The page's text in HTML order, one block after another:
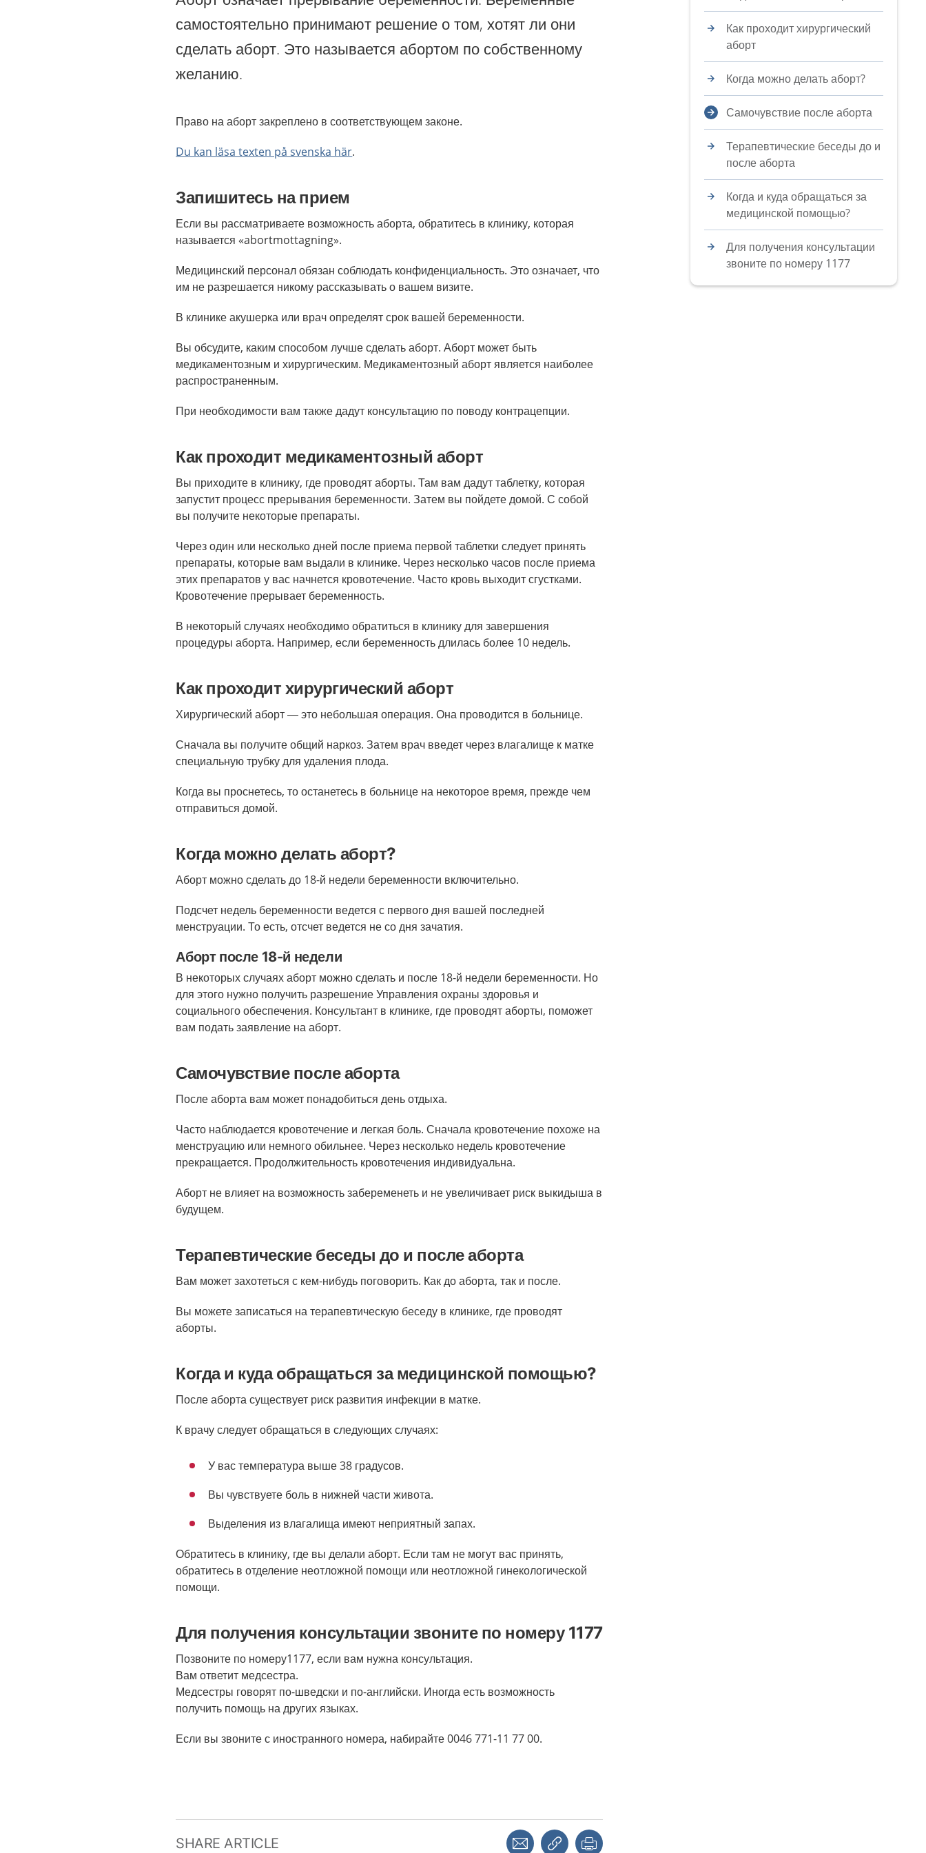
самостоятельно принимают решение о том, хотят ли они
сделать аборт. Это называется абортом по собственному
желанию.
Право на аборт закреплено в соответствующем законе.
Du kan läsa texten på svenska här.
Запишитесь на прием
Если вы рассматриваете возможность аборта, обратитесь в клинику, которая
называется «abortmottagning».
Медицинский персонал обязан соблюдать конфиденциальность. Это означает, что
им не разрешается никому рассказывать о вашем визите.
В клинике акушерка или врач определят срок вашей беременности.
Вы обсудите, каким способом лучше сделать аборт. Аборт может быть
медикаментозным и хирургическим. Медикаментозный аборт является наиболее
распространенным.
При необходимости вам также дадут консультацию по поводу контрацепции.
Как проходит медикаментозный аборт
Вы приходите в клинику, где проводят аборты. Там вам дадут таблетку, которая
запустит процесс прерывания беременности. Затем вы пойдете домой. С собой
вы получите некоторые препараты.
Через один или несколько дней после приема первой таблетки следует принять
препараты, которые вам выдали в клинике. Через несколько часов после приема
этих препаратов у вас начнется кровотечение. Часто кровь выходит сгустками.
Кровотечение прерывает беременность.
В некоторый случаях необходимо обратиться в клинику для завершения
процедуры аборта. Например, если беременность длилась более 10 недель.
Как проходит хирургический аборт
Хирургический аборт — это небольшая операция. Она проводится в больнице.
Сначала вы получите общий наркоз. Затем врач введет через влагалище к матке
специальную трубку для удаления плода.
Когда вы проснетесь, то останетесь в больнице на некоторое время, прежде чем
отправиться домой.
Когда можно делать аборт?
Аборт можно сделать до 18-й недели беременности включительно.
Подсчет недель беременности ведется с первого дня вашей последней
менструации. То есть, отсчет ведется не со дня зачатия.
Аборт после 18-й недели
В некоторых случаях аборт можно сделать и после 18-й недели беременности. Но
для этого нужно получить разрешение Управления охраны здоровья и
социального обеспечения. Консультант в клинике, где проводят аборты, поможет
вам подать заявление на аборт.
Самочувствие после аборта
После аборта вам может понадобиться день отдыха.
Часто наблюдается кровотечение и легкая боль. Сначала кровотечение похоже на
менструацию или немного обильнее. Через несколько недель кровотечение
прекращается. Продолжительность кровотечения индивидуальна.
Аборт не влияет на возможность забеременеть и не увеличивает риск выкидыша в
будущем.
Терапевтические беседы до и после аборта
Вам может захотеться с кем-нибудь поговорить. Как до аборта, так и после.
Вы можете записаться на терапевтическую беседу в клинике, где проводят
аборты.
Когда и куда обращаться за медицинской помощью?
После аборта существует риск развития инфекции в матке.
К врачу следует обращаться в следующих случаях:
У вас температура выше 38 градусов.
Вы чувствуете боль в нижней части живота.
Выделения из влагалища имеют неприятный запах.
Обратитесь в клинику, где вы делали аборт. Если там не могут вас принять,
обратитесь в отделение неотложной помощи или неотложной гинекологической
помощи.
Для получения консультации звоните по номеру 1177
Позвоните по номеру1177, если вам нужна консультация.
Вам ответит медсестра.
Медсестры говорят по-шведски и по-английски. Иногда есть возможность
получить помощь на других языках.
Если вы звоните с иностранного номера, набирайте 0046 771-11 77 00.
SHARE ARTICLE Share with a friend
Copy link
Как проходит хирургический
аборт
Когда можно делать аборт?
Самочувствие после аборта
Терапевтические беседы до и
после аборта
Когда и куда обращаться за
медицинской помощью?
Для получения консультации
звоните по номеру 1177